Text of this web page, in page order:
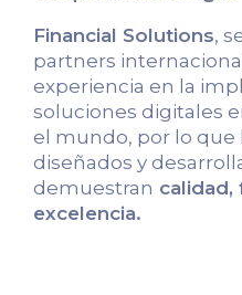
Financial Solutions,
partners
experiencia en la
soluciones digitales
el mundo, por lo que
diseñados y
demuestran calidad,
excelencia.